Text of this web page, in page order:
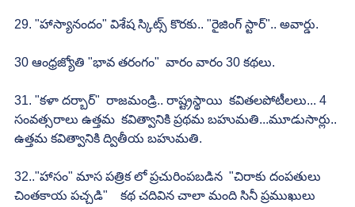
29. "హాస్యానందం" విశేష స్కిట్స్ కొరకు.. "రైజింగ్ స్టార్".. అవార్డు.
30 ఆంధ్రజ్యోతి "భావ తరంగం"  వారం వారం 30 కథలు.
31. "కళా దర్బార్"  రాజమండ్రి.. రాష్ట్రస్థాయి  కవితలపోటీలలు... 4
సంవత్సరాలు ఉత్తమ  కవిత్వానికి ప్రథమ బహుమతి...మూడుసార్లు..
ఉత్తమ కవిత్వానికి ద్వితీయ బహుమతి.
32.."హాసం" మాస పత్రిక లో ప్రచురింపబడిన  "చిరాకు దంపతులు
చింతకాయ పచ్చడి"    కథ చదివిన చాలా మంది సినీ ప్రముఖులు